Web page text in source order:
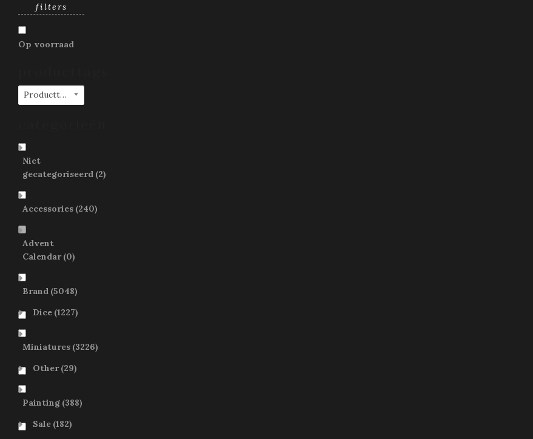
filters
Op voorraad
Producttags
Niet
gecategoriseerd (2)
Accessories (240)
Advent
Calendar (0)
Brand (5048)
Dice (1227)
Miniatures (3226)
Other (29)
Painting (388)
Sale (182)